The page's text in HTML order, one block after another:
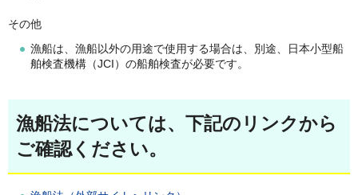
その他
漁船は、漁船以外の用途で使用する場合は、別途、日本小型船
舶検査機構（JCI）の船舶検査が必要です。
漁船法については、下記のリンクから
ご確認ください。